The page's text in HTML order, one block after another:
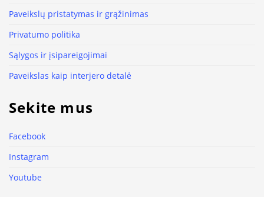
Paveikslų pristatymas ir grąžinimas
Privatumo politika
Sąlygos ir įsipareigojimai
Paveikslas kaip interjero detalė
Sekite mus
Facebook
Instagram
Youtube